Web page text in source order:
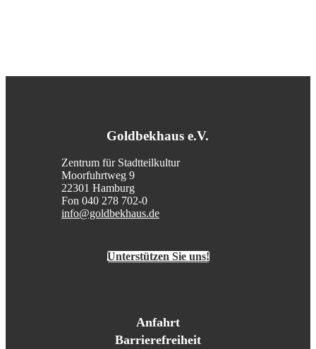
Goldbekhaus e.V.
Zentrum für Stadtteilkultur
Moorfuhrtweg 9
22301 Hamburg
Fon 040 278 702-0
info@goldbekhaus.de
Unterstützen Sie uns!
Anfahrt
Barrierefreiheit